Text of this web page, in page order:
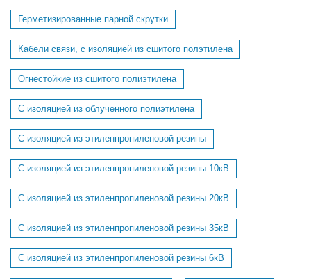
Герметизированные парной скрутки
Кабели связи, с изоляцией из сшитого полэтилена
Огнестойкие из сшитого полиэтилена
С изоляцией из облученного полиэтилена
С изоляцией из этиленпропиленовой резины
С изоляцией из этиленпропиленовой резины 10кВ
С изоляцией из этиленпропиленовой резины 20кВ
С изоляцией из этиленпропиленовой резины 35кВ
С изоляцией из этиленпропиленовой резины 6кВ